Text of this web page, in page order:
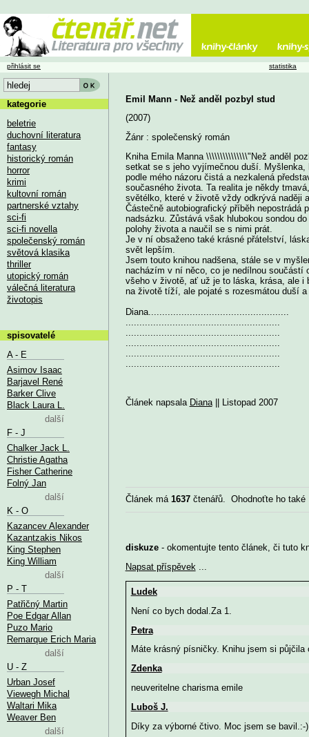
Emil Mann - Než anděl pozbyl stud
(2007)
Žánr : společenský román
Kniha Emila Manna \\\\\\\\\\\\\\\"Než anděl
setkat se s jeho vyjímečnou duší. Myšlenka,
podle mého názoru čistá a nezkalená
současného života. Ta realita je někdy
světélko, které v životě vždy odkrývá naději
Částečně autobiografický příběh nepostrádá
nadsázku. Zůstává však hlubokou sondou
polohy života a naučil se s nimi prát.
Je v ní obsaženo také krásné přátelství,
svět lepším.
Jsem touto knihou nadšena, stále se v
nacházím v ní něco, co je nedílnou součástí
všeho v životě, ať už je to láska, krása, ale i
na životě tíží, ale pojaté s rozesmátou duší
Diana...................................................
Článek napsala Diana|| Listopad 2007
Článek má 1637čtenářů. Ohodnoťte ho
diskuze- okomentujte tento článek, či tuto
Napsat příspěvek...
Ludek
Není co bych dodal.Za 1.
Petra
Máte krásný písničky. Knihu jsem si
Zdenka
neuveritelne charisma emile
Luboš J.
Díky za výborné čtivo. Moc jsem se bavil.:-)
přihlásit se statistika
kategorie
beletrie
duchovní literatura
fantasy
historický román
horror
krimi
kultovní román
partnerské vztahy
sci-fi
sci-fi novella
společenský román
světová klasika
thriller
utopický román
válečná literatura
životopis
spisovatelé
A - E
Asimov Isaac
Barjavel René
Barker Clive
Black Laura L.
další
F - J
Chalker Jack L.
Christie Agatha
Fisher Catherine
Folný Jan
další
K - O
Kazancev Alexander
Kazantzakis Nikos
King Stephen
King William
další
P - T
Patřičný Martin
Poe Edgar Allan
Puzo Mario
Remarque Erich Maria
další
U - Z
Urban Josef
Viewegh Michal
Waltari Mika
Weaver Ben
další